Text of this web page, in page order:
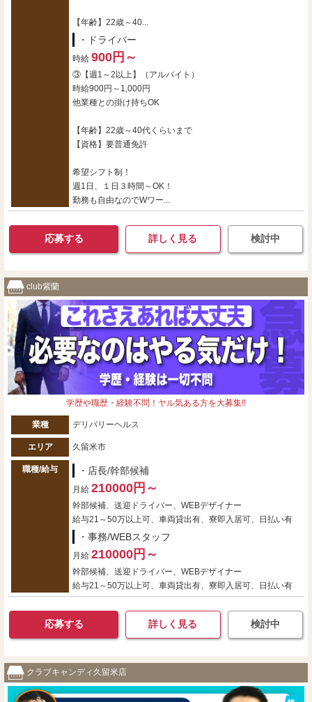
【年齢】22歳～40...
・ドライバー
時給 900円～
③【週1～2以上】（アルバイト）
時給900円～1,000円
他業種との掛け持ちOK
【年齢】22歳～40代くらいまで
【資格】要普通免許
希望シフト制！
週1日、１日３時間～OK！
勤務も自由なのでWワー...
応募する 詳しく見る 検討中
club紫蘭
学歴や職歴・経験不問！ヤル気ある方を大募集!!
業種 デリバリーヘルス
エリア 久留米市
職種/給与 ・店長/幹部候補
月給 210000円～
幹部候補、送迎ドライバー、WEBデザイナー
給与21～50万以上可、車両貸出有、寮即入居可、日払い有
・事務/WEBスタッフ
月給 210000円～
幹部候補、送迎ドライバー、WEBデザイナー
給与21～50万以上可、車両貸出有、寮即入居可、日払い有
応募する 詳しく見る 検討中
クラブキャンディ久留米店